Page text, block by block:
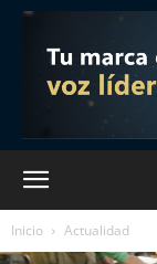
Inicio Actualidad